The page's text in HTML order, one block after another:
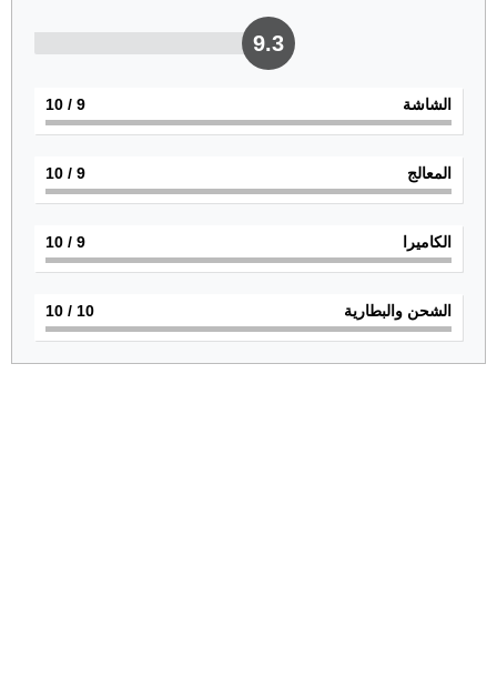
9.3
الشاشة 9
/ 10
المعالج 9
/ 10
الكاميرا 9
/ 10
الشحن والبطارية 10
/ 10